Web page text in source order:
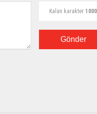
Kalan karakter 1000
Gönder